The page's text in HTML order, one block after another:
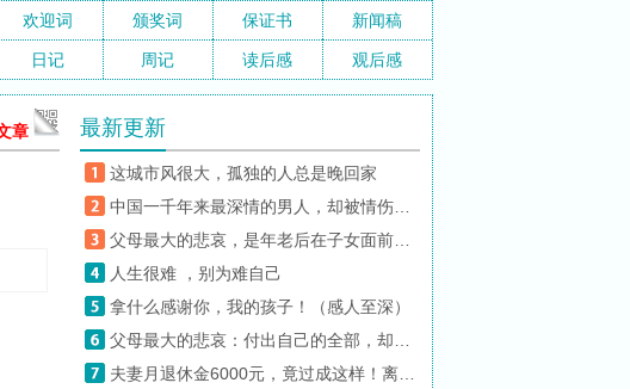
欢迎词 颁奖词 保证书 新闻稿
日记 周记 读后感 观后感
章 最新更新
这城市风很大，孤独的人总是晚回家
人生很难 ，别为难自己
拿什么感谢你，我的孩子！（感人至深）